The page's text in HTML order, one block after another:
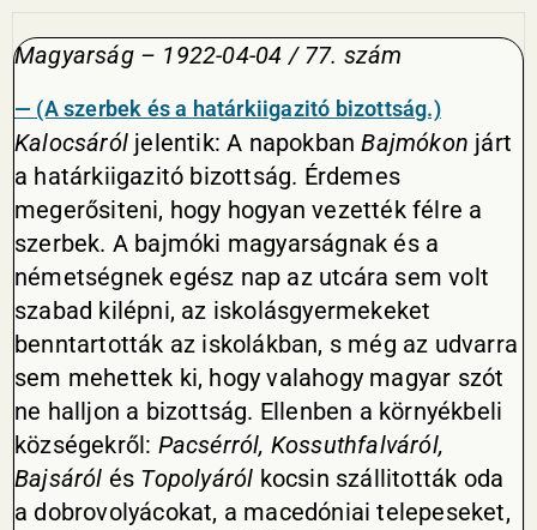
Magyarság – 1922-04-04 / 77. szám
— (A szerbek és a határkiigazitó bizottság.)
Kalocsáról jelentik: A napokbanBajmókon járt
a határkiigazitó bizottság. Érdemes
megerősiteni, hogy hogyan vezették félre a
szerbek. A bajmóki magyarságnak és a
németségnek egész nap az utcára sem volt
szabad kilépni, az iskolásgyermekeket
benntartották az iskolákban, s még az udvarra
sem mehettek ki, hogy valahogy magyar szót
ne halljon a bizottság. Ellenben a környékbeli
községekről: Pacsérról, Kossuthfalváról,
Bajsáról és Topolyáról kocsin szállitották oda
a dobrovolyácokat, a macedóniai telepeseket,